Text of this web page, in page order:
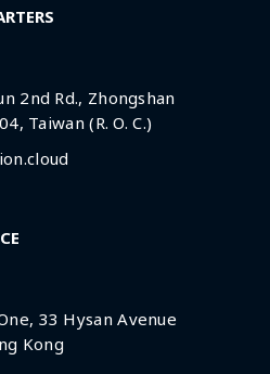
2nd Rd., Zhongshan
Taiwan (R. O. C.)
33 Hysan Avenue
Kong